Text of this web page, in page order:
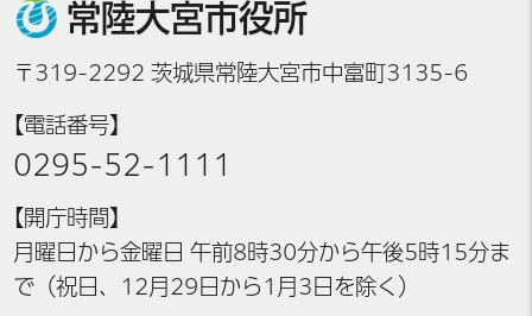
常陸大宮市役所
〒319-2292 茨城県常陸大宮市中富町3135-6
【電話番号】
0295-52-1111
【開庁時間】
月曜日から金曜日 午前8時30分から午後5時15分ま
で（祝日、12月29日から1月3日を除く）